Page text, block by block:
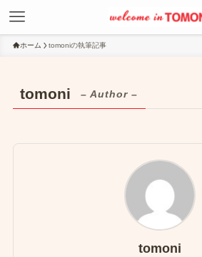
ホーム tomoniの執筆記事
tomoni – Author –
tomoni